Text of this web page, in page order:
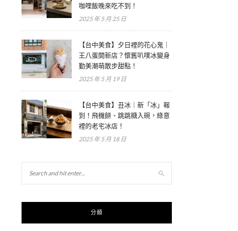
咖哩飯晚來吃不到！
2025 年 5 月 25 日
【台中美食】夕日裡的花心鬼｜
王八蛋開新店？懷舊叭噗冰變身
勤美潮萌散步甜點！
2025 年 5 月 19 日
【台中美食】丑冰｜新「冰」報
到！飛機餅、跳跳糖入碗，綠意
裡的老宅冰店！
2025 年 5 月 18 日
分類